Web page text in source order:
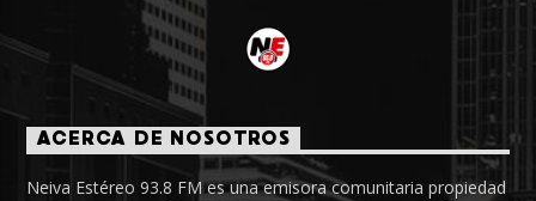
ACERCA DE NOSOTROS
Neiva Estéreo 93.8 FM es una emisora comunitaria propiedad